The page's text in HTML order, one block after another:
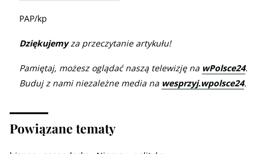
PAP/kp
Dziękujemyza przeczytanie artykułu!
Pamiętaj, możesz oglądać naszą telewizję na wPolsce24.
Buduj z nami niezależne media na wesprzyj.wpolsce24.
Powiązane tematy